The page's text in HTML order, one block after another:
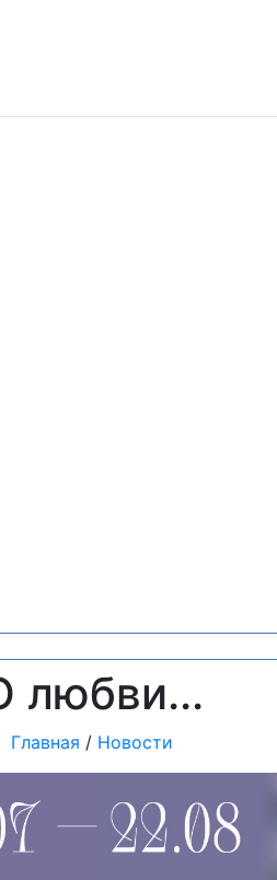
любви...
Главная / Новости